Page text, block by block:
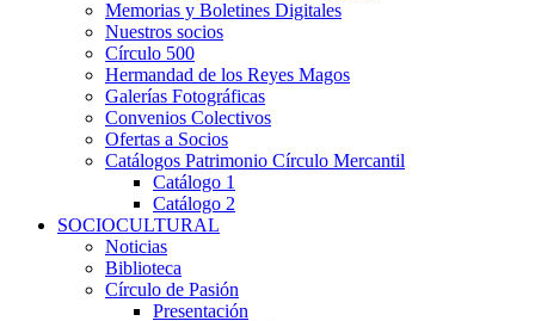
Memorias y Boletines Digitales
Nuestros socios
Círculo 500
Hermandad de los Reyes Magos
Galerías Fotográficas
Convenios Colectivos
Ofertas a Socios
Catálogos Patrimonio Círculo Mercantil
Catálogo 1
Catálogo 2
SOCIOCULTURAL
Noticias
Biblioteca
Círculo de Pasión
Presentación